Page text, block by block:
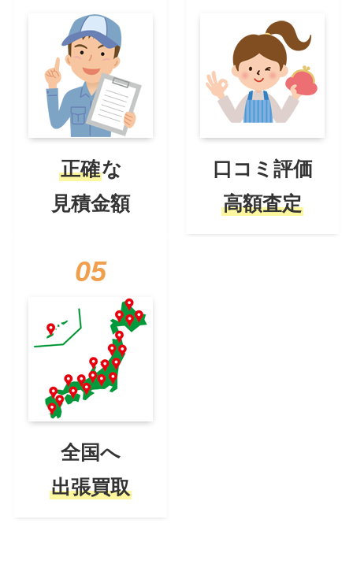
正確な
見積金額
口コミ評価
高額査定
05
全国へ
出張買取